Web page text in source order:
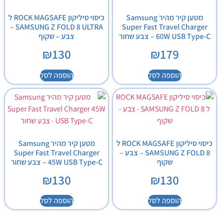
מטען קיר מהיר Samsung
Super Fast Travel Charger
60W USB Type-C – צבע שחור
₪179
הוספה לסל
כיסוי סיליקון ROCK MAGSAFE ל
SAMSUNG Z FOLD 8 ULTRA –
צבע – שקוף
₪130
הוספה לסל
כיסוי סיליקון ROCK MAGSAFE ל
SAMSUNG Z FOLD 8 – צבע –
שקוף
₪130
הוספה לסל
מטען קיר מהיר Samsung
Super Fast Travel Charger
45W USB Type-C – צבע שחור
₪130
הוספה לסל